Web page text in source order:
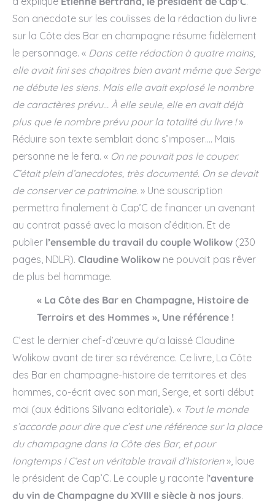
Son anecdote sur les coulisses de la rédaction du livre
sur la Côte des Bar en champagne résume fidèlement
le personnage. « Dans cette rédaction à quatre mains,
elle avait fini ses chapitres bien avant même que Serge
ne débute les siens. Mais elle avait explosé le nombre
de caractères prévu… À elle seule, elle en avait déjà
plus que le nombre prévu pour la totalité du livre !»
Réduire son texte semblait donc s’imposer…. Mais
personne ne le fera. « On ne pouvait pas le couper.
C’était plein d’anecdotes, très documenté. On se devait
de conserver ce patrimoine. » Une souscription
permettra finalement à Cap’C de financer un avenant
au contrat passé avec la maison d’édition. Et de
publier l’ensemble du travail du couple Wolikow (230
pages, NDLR). Claudine Wolikow ne pouvait pas rêver
de plus bel hommage.
« La Côte des Bar en Champagne, Histoire de
Terroirs et des Hommes », Une référence !
C’est le dernier chef-d’œuvre qu’a laissé Claudine
Wolikow avant de tirer sa révérence. Ce livre, La Côte
des Bar en champagne-histoire de territoires et des
hommes, co-écrit avec son mari, Serge, et sorti début
mai (aux éditions Silvana editoriale). « Tout le monde
s’accorde pour dire que c’est une référence sur la place
du champagne dans la Côte des Bar, et pour
longtemps ! C’est un véritable travail d’historien», loue
le président de Cap’C. Le couple y raconte l ’aventure
du vin de Champagne du XVIII e siècle à nos jours.